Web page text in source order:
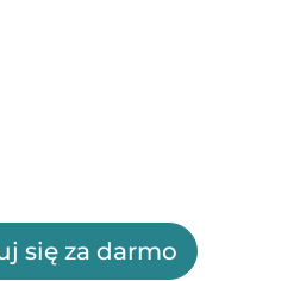
się za darmo